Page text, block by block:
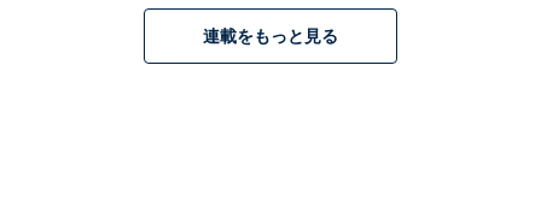
連載をもっと見る